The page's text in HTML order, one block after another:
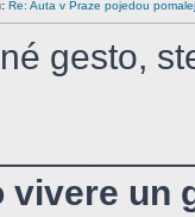
Re: Auta v Praze pojedou
gesto,
vivere un